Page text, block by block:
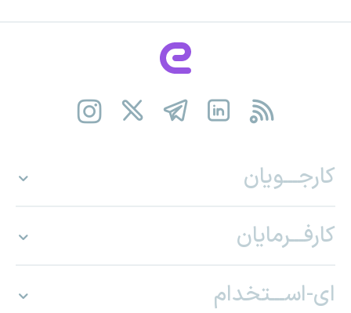
کارجـــویان
کارفـــرمایان
ای-اســـتخدام